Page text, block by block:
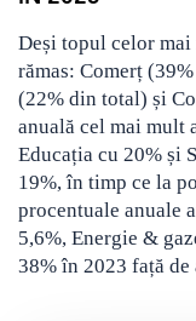
Deși topul celor mai
rămas: Comerț
(22% din total) și
anuală cel mai mult
Educația cu 20% și
19%, în timp ce la
procentuale anuale
5,6%, Energie &
38% în 2023 față de